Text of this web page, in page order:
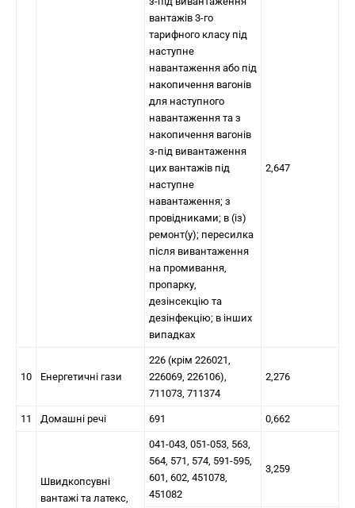
вантажів 3-го
тарифного класу під
наступне
навантаження або під
накопичення вагонів
для наступного
навантаження та з
накопичення вагонів
з-під вивантаження
цих вантажів під
наступне
навантаження; з
провідниками; в (із)
ремонт(у); пересилка
після вивантаження
на промивання,
пропарку,
дезінсекцію та
дезінфекцію; в інших
випадках
2,647
10 Енергетичні гази
226 (крім 226021,
226069, 226106),
711073, 711374
2,276
11 Домашні речі 691 0,662
Швидкопсувні
вантажі та латекс,
041-043, 051-053, 563,
564, 571, 574, 591-595,
601, 602, 451078,
451082
3,259